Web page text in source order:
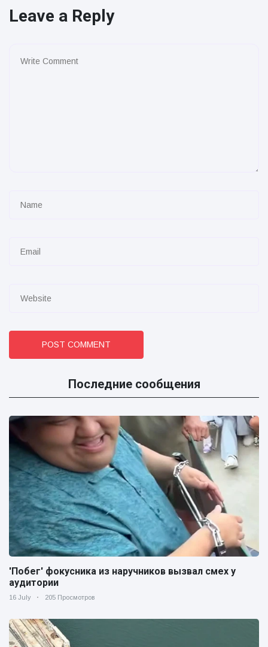
Leave a Reply
POST COMMENT
Последние сообщения
'Побег' фокусника из наручников вызвал смех у
аудитории
16 July 205 Просмотров